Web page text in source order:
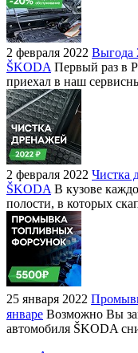
2 февраля 2022 Выгода
ŠKODA Первый раз в
приехал в наш
2 февраля 2022 Чистка
ŠKODA В кузове
полости, в которых
25 января 2022
январе Возможно Вы
автомобиля ŠKODA